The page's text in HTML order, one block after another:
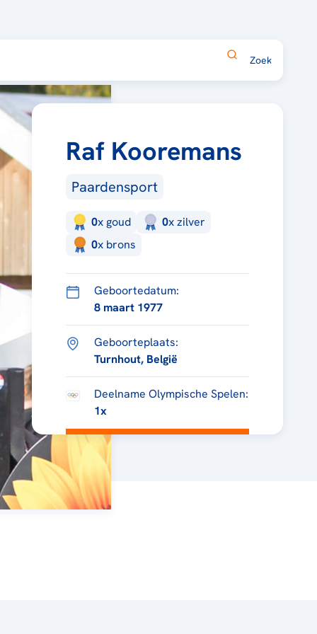
Raf Kooremans
Paardensport
0x goud 0xzilver
0x brons
Geboortedatum:
8 maart 1977
Geboorteplaats:
Turnhout, België
Deelname Olympische Spelen:
1x